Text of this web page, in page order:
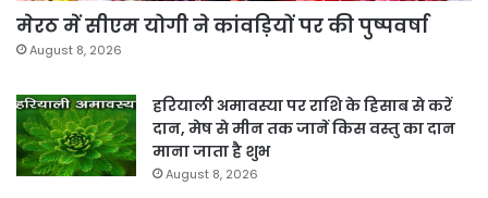
मेरठ में सीएम योगी ने कांवड़ियों पर की पुष्पवर्षा
August 8, 2026
हरियाली अमावस्या पर राशि के हिसाब से करें
दान, मेष से मीन तक जानें किस वस्तु का दान
माना जाता है शुभ
August 8, 2026